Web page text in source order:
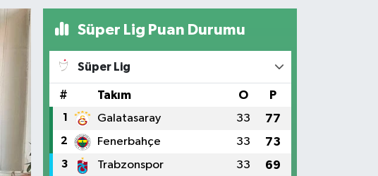
Süper Lig Puan Durumu
Süper Lig
# Takım O P
1 Galatasaray 33 77
2 Fenerbahçe 33 73
3 Trabzonspor 33 69